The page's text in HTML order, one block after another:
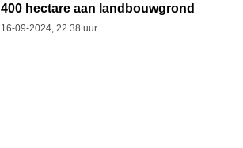
400 hectare aan landbouwgrond
16-09-2024, 22.38 uur